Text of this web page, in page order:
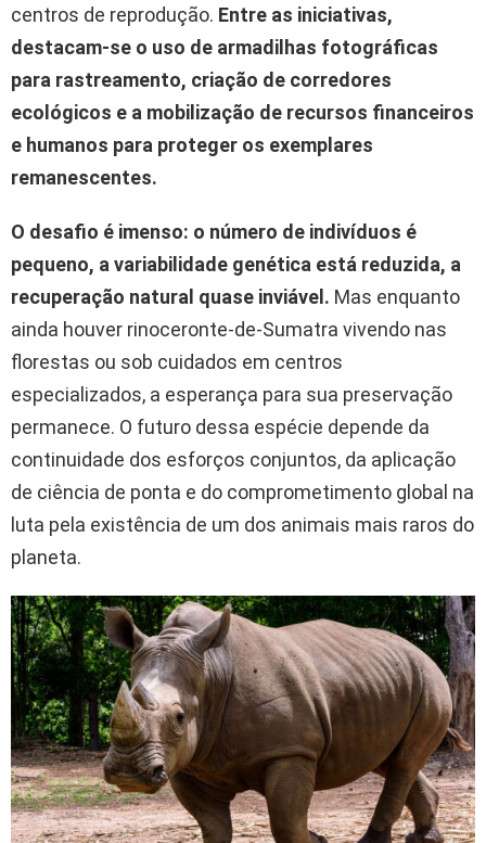
centros de reprodução. Entre as iniciativas,
destacam-se o uso de armadilhas fotográficas
para rastreamento, criação de corredores
ecológicos e a mobilização de recursos financeiros
e humanos para proteger os exemplares
remanescentes.
O desafio é imenso: o número de indivíduos é
pequeno, a variabilidade genética está reduzida, a
recuperação natural quase inviável. Mas enquanto
ainda houver rinoceronte-de-Sumatra vivendo nas
florestas ou sob cuidados em centros
especializados, a esperança para sua preservação
permanece. O futuro dessa espécie depende da
continuidade dos esforços conjuntos, da aplicação
de ciência de ponta e do comprometimento global na
luta pela existência de um dos animais mais raros do
planeta.